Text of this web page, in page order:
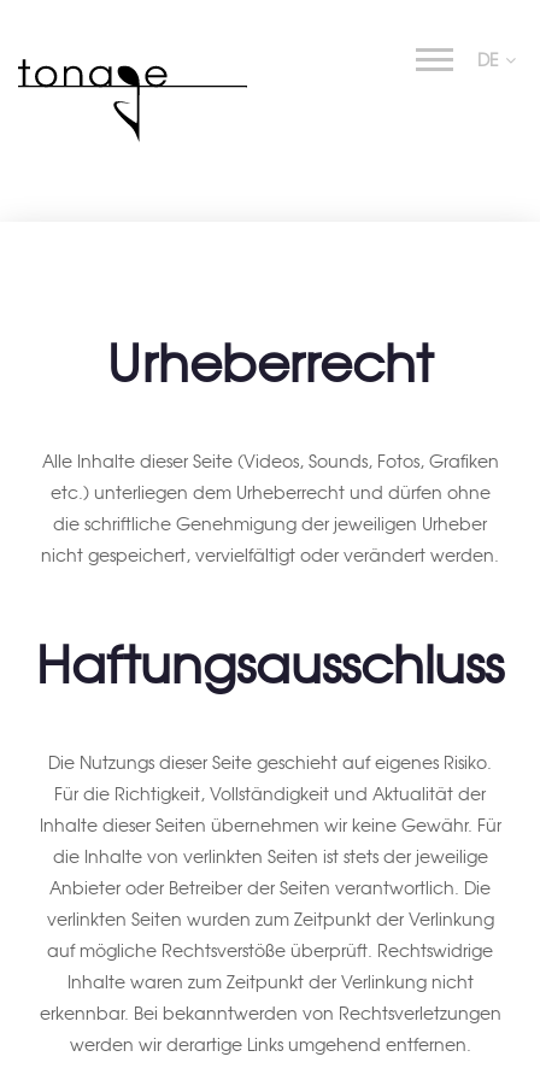
DE
Urheberrecht
Alle Inhalte dieser Seite (Videos, Sounds, Fotos, Grafiken
etc.) unterliegen dem Urheberrecht und dürfen ohne
die schriftliche Genehmigung der jeweiligen Urheber
nicht gespeichert, vervielfältigt oder verändert werden.
Haftungsausschluss
Die Nutzungs dieser Seite geschieht auf eigenes Risiko.
Für die Richtigkeit, Vollständigkeit und Aktualität der
Inhalte dieser Seiten übernehmen wir keine Gewähr. Für
die Inhalte von verlinkten Seiten ist stets der jeweilige
Anbieter oder Betreiber der Seiten verantwortlich. Die
verlinkten Seiten wurden zum Zeitpunkt der Verlinkung
auf mögliche Rechtsverstöße überprüft. Rechtswidrige
Inhalte waren zum Zeitpunkt der Verlinkung nicht
erkennbar. Bei bekanntwerden von Rechtsverletzungen
werden wir derartige Links umgehend entfernen.